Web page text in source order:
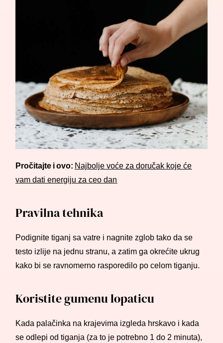
Pročitajte i ovo: Najbolje voće za doručak koje će
vam dati energiju za ceo dan
Pravilna tehnika
Podignite tiganj sa vatre i nagnite zglob tako da se
testo izlije na jednu stranu, a zatim ga okrećite ukrug
kako bi se ravnomerno rasporedilo po celom tiganju.
Koristite gumenu lopaticu
Kada palačinka na krajevima izgleda hrskavo i kada
se odlepi od tiganja (za to je potrebno 1 do 2 minuta),